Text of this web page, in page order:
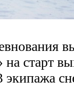
на старт
экипажа